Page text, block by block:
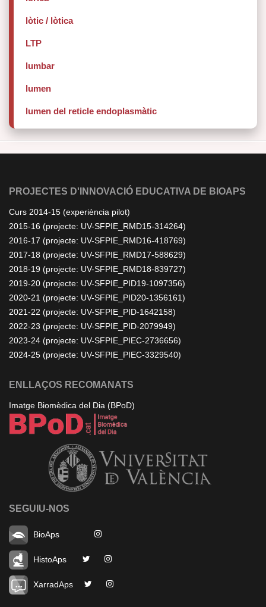
lòtic / lòtica
LTP
lumbar
lumen
lumen del reticle endoplasmàtic
PROJECTES D'INNOVACIÓ EDUCATIVA DE BIOAPS
Curs 2014-15 (experiència pilot)
2015-16 (projecte: UV-SFPIE_RMD15-314264)
2016-17 (projecte: UV-SFPIE_RMD16-418769)
2017-18 (projecte: UV-SFPIE_RMD17-588629)
2018-19 (projecte: UV-SFPIE_RMD18-839727)
2019-20 (projecte: UV-SFPIE_PID19-1097356)
2020-21 (projecte: UV-SFPIE_PID20-1356161)
2021-22 (projecte: UV-SFPIE_PID-1642158)
2022-23 (projecte: UV-SFPIE_PID-2079949)
2023-24 (projecte: UV-SFPIE_PIEC-2736656)
2024-25 (projecte: UV-SFPIE_PIEC-3329540)
ENLLAÇOS RECOMANATS
Imatge Biomèdica del Dia (BPoD)
SEGUIU-NOS
BioAps
HistoAps
XarradAps